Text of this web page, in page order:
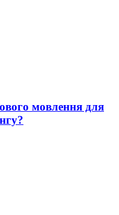
мовлення для